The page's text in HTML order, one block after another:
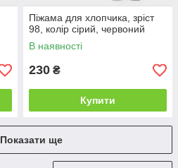
Піжама для хлопчика, зріст
98, колір сірий, червоний
В наявності
230 ₴
Купити
Показати ще